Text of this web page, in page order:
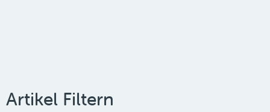
Artikel Filtern